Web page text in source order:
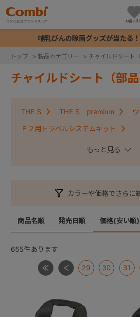
お気に入
哺乳びんの除菌グッズが当たる
トップ > 製品カテゴリー > チャイルドシート（
チャイルドシート（部品
THE S THE S premium
Ｆ２用トラベルシステムキット
クルムーヴコンパクトISOFIX・クルム
クルムーヴスマート・クルムーヴスマ
ジョイトリップアドバンスＩＳＯＦＩＸ
ムーブフィットジュニア
ママロン マルゴット ミニ
カラーや価格でさらに
商品名順 発売日順 価格(安い順)
655件あります
29 30 31